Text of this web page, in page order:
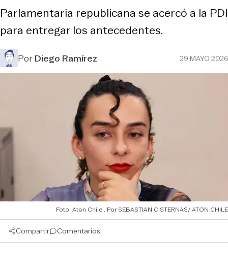
Parlamentaria republicana se acercó a la PDI
para entregar los antecedentes.
PorDiego Ramírez 29 MAYO 2026
Foto: Aton Chile SEBASTIAN CISTERNAS/ ATON CHILE
Compartir Comentarios